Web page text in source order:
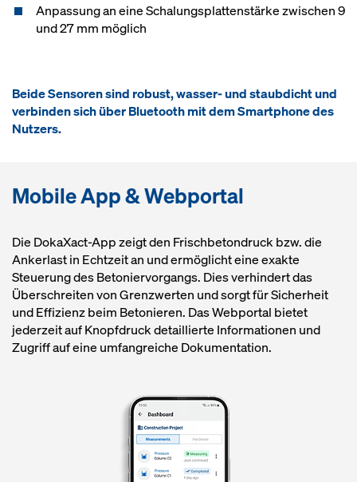
Anpassung an eine Schalungsplattenstärke zwischen 9
und 27 mm möglich
Beide Sensoren sind robust, wasser- und staubdicht und
verbinden sich über Bluetooth mit dem Smartphone des
Nutzers.
Mobile App & Webportal
Die DokaXact-App zeigt den Frischbetondruck bzw. die
Ankerlast in Echtzeit an und ermöglicht eine exakte
Steuerung des Betoniervorgangs. Dies verhindert das
Überschreiten von Grenzwerten und sorgt für Sicherheit
und Effizienz beim Betonieren. Das Webportal bietet
jederzeit auf Knopfdruck detaillierte Informationen und
Zugriff auf eine umfangreiche Dokumentation.